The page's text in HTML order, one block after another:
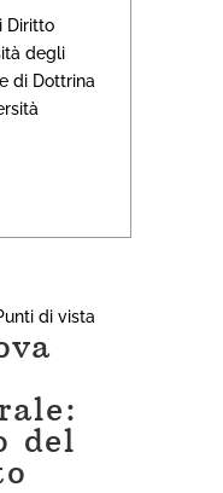
Diritto
degli
di Dottrina
di vista
del